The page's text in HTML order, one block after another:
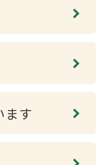
ます